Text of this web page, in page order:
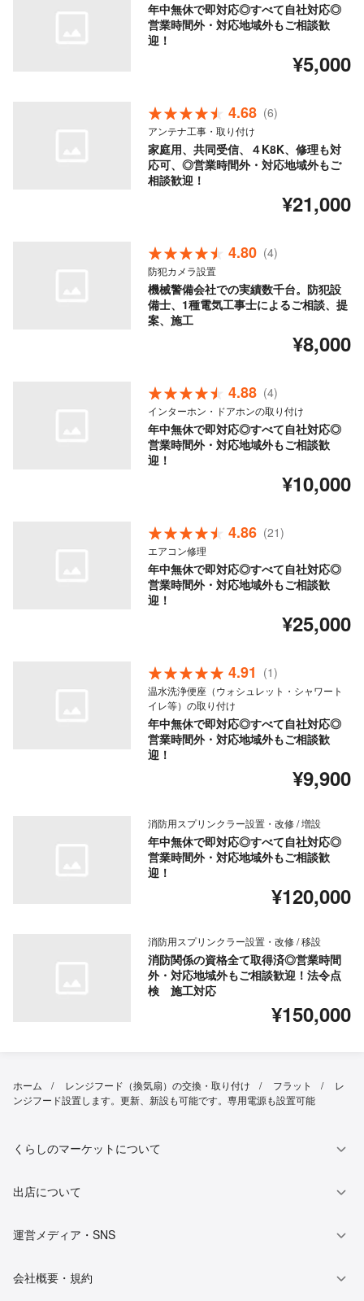
年中無休で即対応◎すべて自社対応◎
営業時間外・対応地域外もご相談歓
迎！
¥5,000
4.68 (6)
アンテナ工事・取り付け
家庭用、共同受信、４K8K、修理も対
応可、◎営業時間外・対応地域外もご
相談歓迎！
¥21,000
4.80 (4)
防犯カメラ設置
機械警備会社での実績数千台。防犯設
備士、1種電気工事士によるご相談、提
案、施工
¥8,000
4.88 (4)
インターホン・ドアホンの取り付け
年中無休で即対応◎すべて自社対応◎
営業時間外・対応地域外もご相談歓
迎！
¥10,000
4.86 (21)
エアコン修理
年中無休で即対応◎すべて自社対応◎
営業時間外・対応地域外もご相談歓
迎！
¥25,000
4.91 (1)
温水洗浄便座（ウォシュレット・シャワート
イレ等）の取り付け
年中無休で即対応◎すべて自社対応◎
営業時間外・対応地域外もご相談歓
迎！
¥9,900
消防用スプリンクラー設置・改修 / 増設
年中無休で即対応◎すべて自社対応◎
営業時間外・対応地域外もご相談歓
迎！
¥120,000
消防用スプリンクラー設置・改修 / 移設
消防関係の資格全て取得済◎営業時間
外・対応地域外もご相談歓迎！法令点
検 施工対応
¥150,000
ホーム レンジフード（換気扇）の交換・取り付け フラット
レ
ンジフード設置します。更新、新設も可能です。専用電源も設置可能
くらしのマーケットについて
出店について
運営メディア・SNS
会社概要・規約